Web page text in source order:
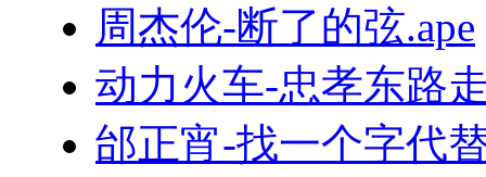
周杰伦-断了的弦.ape
动力火车-忠孝东路
邰正宵-找一个字代